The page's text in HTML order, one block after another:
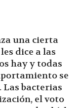
una cierta
dice a las
hay y todas
se
Las bacterias
el voto